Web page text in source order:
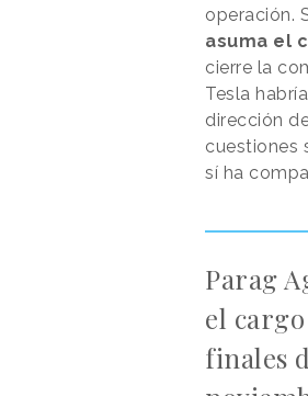
operación.
asuma el
cierre la
Tesla
dirección
cuestiones
sí ha
Parag
el cargo
finales